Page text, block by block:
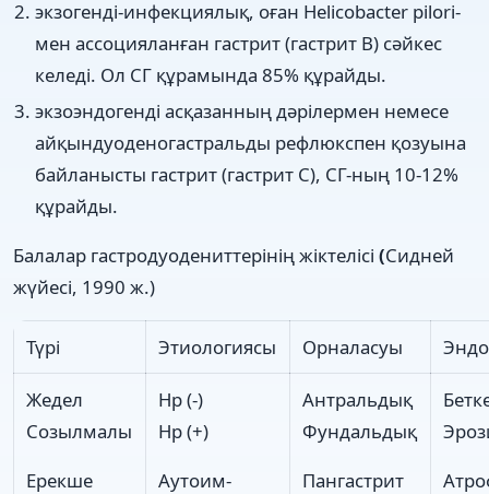
экзогенді-инфекциялық, оған Helicobacter pilori-
мен ассоцияланған гастрит (гастрит В) сәйкес
келеді. Ол СГ құрамында 85% құрайды.
экзоэндогенді асқазанның дәрілермен немесе
айқындуоденогастральды рефлюкспен қозуына
байланысты гастрит (гастрит С), СГ-ның 10-12%
құрайды.
Балалар гастродуодениттерінің жіктелісі (Сидней
жүйесі, 1990 ж.)
Түрі Этиологиясы Орналасуы
Жедел
Созылмалы
Ерекше
Нр (-)
Нр (+)
Аутоим-
Антральдық
Фундальдық
Пангастрит